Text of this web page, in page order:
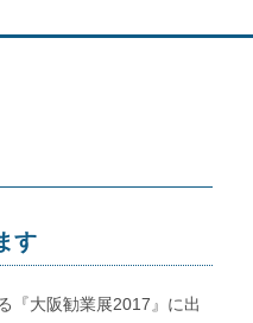
す
『大阪勧業展2017』に出